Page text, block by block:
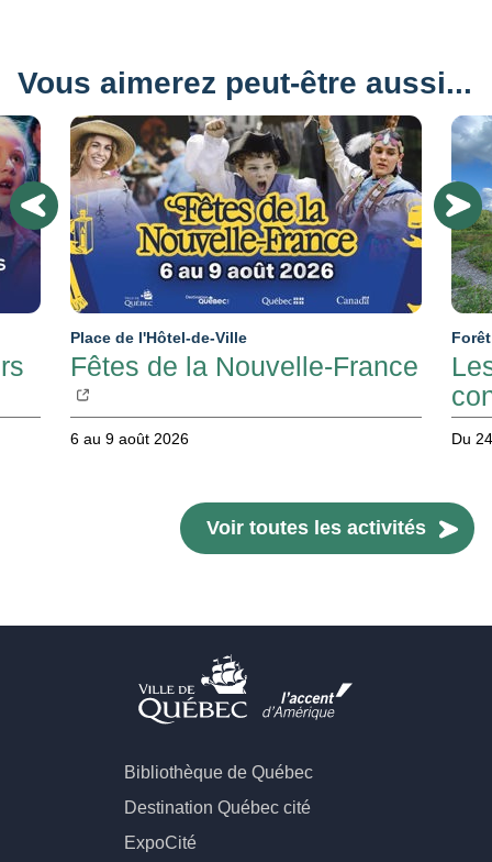
Vous aimerez peut-être aussi...
Place de l'Hôtel-de-Ville
Fêtes de la Nouvelle-France
6 au 9 août 2026 Du
Voir toutes les activités
Bibliothèque de Québec
Destination Québec cité
ExpoCité